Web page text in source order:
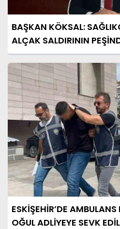
BAŞKAN KÖKSAL:
ALÇAK SALDIRININ
ESKİŞEHİR’DE
OĞUL ADLİYEYE SEVK